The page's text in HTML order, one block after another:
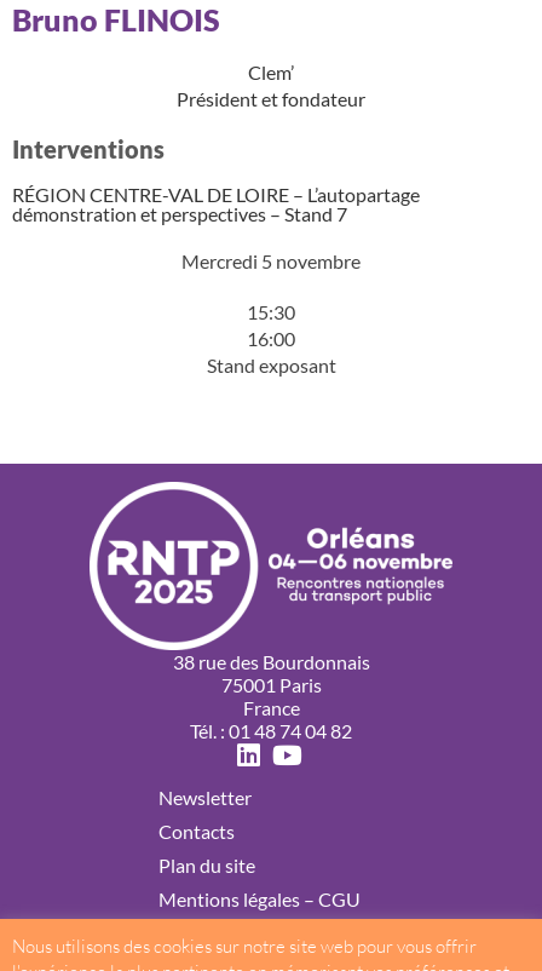
Bruno FLINOIS
Clem’
Président et fondateur
Interventions
RÉGION CENTRE-VAL DE LOIRE – L’autopartage
démonstration et perspectives – Stand 7
Mercredi 5 novembre
15:30
16:00
Stand exposant
38 rue des Bourdonnais
75001 Paris
France
Tél. : 01 48 74 04 82
Newsletter
Contacts
Plan du site
Mentions légales – CGU
Politique de confidentialité
Nous utilisons des cookies sur notre site web pour vous offrir